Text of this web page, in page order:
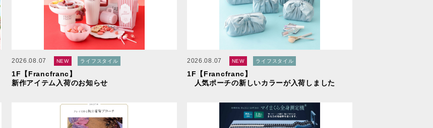
2026.08.07 NEW ライフスタイル
1F【Francfranc】
新作アイテム入荷のお知らせ
2026.08.07 NEW ライフスタイル
1F【Francfranc】
人気ポーチの新しいカラーが入荷しました